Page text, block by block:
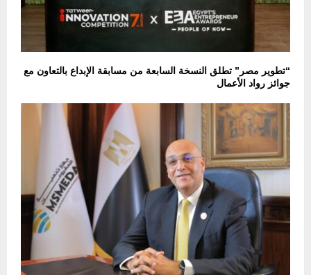
“تطوير مصر” تطلق النسخة السابعة من مسابقة الإبداع بالتعاون مع
جوائز رواد الأعمال